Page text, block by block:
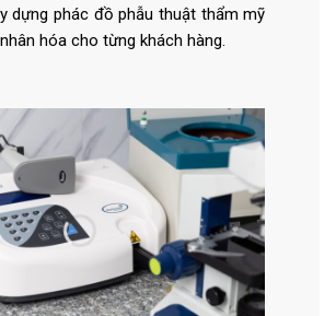
dựng phác đồ phẫu thuật thẩm mỹ
hóa cho từng khách hàng.